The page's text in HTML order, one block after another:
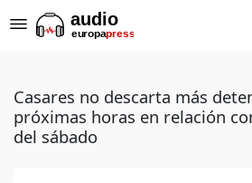
Casares no descarta más
próximas horas en relación
del sábado